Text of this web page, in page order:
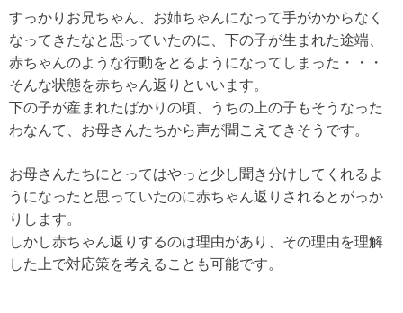
すっかりお兄ちゃん、お姉ちゃんになって手がかからなく
なってきたなと思っていたのに、下の子が生まれた途端、
赤ちゃんのような行動をとるようになってしまった・・・
そんな状態を赤ちゃん返りといいます。
下の子が産まれたばかりの頃、うちの上の子もそうなった
わなんて、お母さんたちから声が聞こえてきそうです。
お母さんたちにとってはやっと少し聞き分けしてくれるよ
うになったと思っていたのに赤ちゃん返りされるとがっか
りします。
しかし赤ちゃん返りするのは理由があり、その理由を理解
した上で対応策を考えることも可能です。